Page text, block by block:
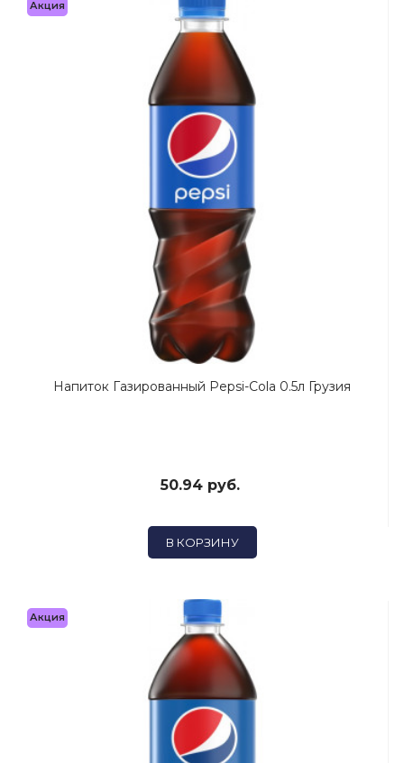
Акция
Напиток Газированный Pepsi-Cola 0.5л Грузия
50.94 руб.
В КОРЗИНУ
Акция